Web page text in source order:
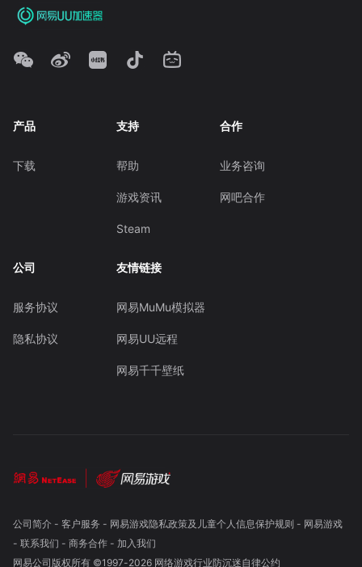
产品
下载
支持
帮助
游戏资讯
Steam
合作
业务咨询
网吧合作
公司
服务协议
隐私协议
友情链接
网易MuMu模拟器
网易UU远程
网易千千壁纸
公司简介- 客户服务 - 网易游戏隐私政策及儿童个人信息保护规则 - 网易游戏
- 联系我们 - 商务合作- 加入我们
网易公司版权所有 ©1997-2026 网络游戏行业防沉迷自律公约